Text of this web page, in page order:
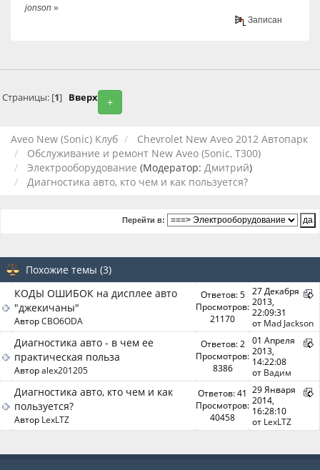
jonson »
Записан
+
Страницы: [1] Вверх
Aveo New (Sonic) Клуб
Chevrolet New Aveo 2012 Автопарк
Обслуживание и ремонт New Aveo (Sonic, T300)
Электрооборудование (Модератор: Дмитрий)
Диагностика авто, кто чем и как пользуется?
Перейти в:
Похожие темы (3)
КОДЫ ОШИБОК на дисплее авто
"джекичаны"
АвторCBO6ODA
Ответов: 5
Просмотров:
21170
27 Декабря
2013,
22:09:31
от Mad Jackson
Диагностика авто - в чем ее
практическая польза
Авторalex201205
Ответов: 2
Просмотров:
8386
01 Апреля
2013,
14:22:08
от Вадим
Диагностика авто, кто чем и как
пользуется?
Автор LexLTZ
Ответов: 41
Просмотров:
40458
29 Января
2014,
16:28:10
от LexLTZ